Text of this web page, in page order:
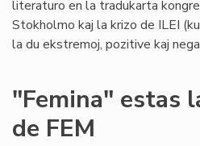
literaturo en la tradukarta
Stokholmo kaj la krizo de ILEI
la du ekstremoj, pozitive kaj
"Femina" estas
de FEM